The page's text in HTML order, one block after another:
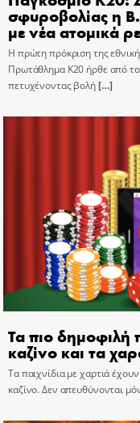
σφυροβολίας η
με νέα ατομικά
Η πρώτη πρόκριση της
Πρωτάθλημα Κ20 ήρθε από
πετυχένοντας βολή[…]
Τα πιο δημοφιλή
καζίνο και τα
Τα παιχνίδια με χαρτιά
καζίνο. Δεν απευθύνονται